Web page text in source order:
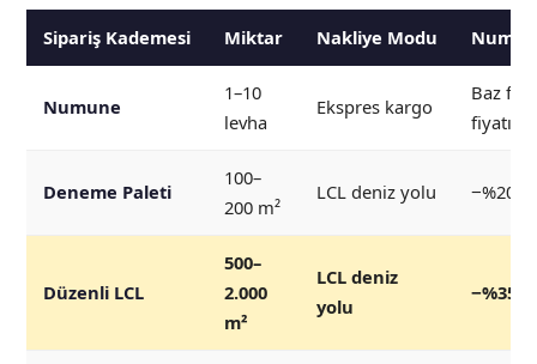
Sipariş Kademesi Miktar Nakliye Modu
Numune
1–10
levha
Ekspres kargo
Baz
fiyatı)
Deneme Paleti
100–
200 m²
LCL deniz yolu −%20
Düzenli LCL
500–
2.000
m²
LCL deniz
yolu
−%35